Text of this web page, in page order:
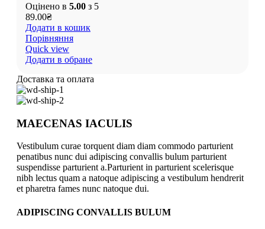
Оцінено в 5.00 з 5
89.00₴
Додати в кошик
Порівняння
Quick view
Додати в обране
Доставка та оплата
MAECENAS IACULIS
Vestibulum curae torquent diam diam commodo parturient
penatibus nunc dui adipiscing convallis bulum parturient
suspendisse parturient a.Parturient in parturient scelerisque
nibh lectus quam a natoque adipiscing a vestibulum hendrerit
et pharetra fames nunc natoque dui.
ADIPISCING CONVALLIS BULUM